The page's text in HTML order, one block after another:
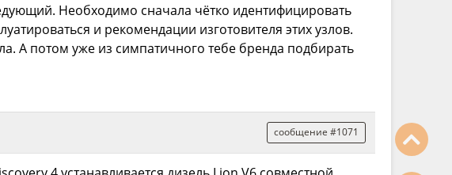
Необходимо сначала чётко идентифицировать
и рекомендации изготовителя этих узлов.
А потом уже из симпатичного тебе бренда подбирать
сообщение #1071